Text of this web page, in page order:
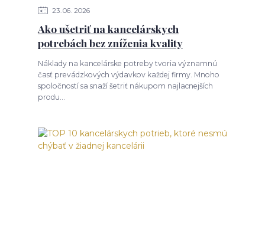
23 06 2026
Ako ušetriť na kancelárskych
potrebách bez zníženia kvality
Náklady na kancelárske potreby tvoria významnú
časť prevádzkových výdavkov každej firmy. Mnoho
spoločností sa snaží šetriť nákupom najlacnejších
produ...